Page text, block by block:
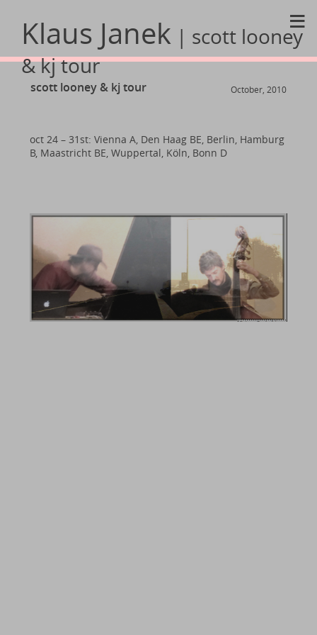
Klaus Janek | scott looney
& kj tour
≡
scott looney & kj tour October, 2010
oct 24 – 31st: Vienna A, Den Haag BE, Berlin, Hamburg
B, Maastricht BE, Wuppertal, Köln, Bonn D